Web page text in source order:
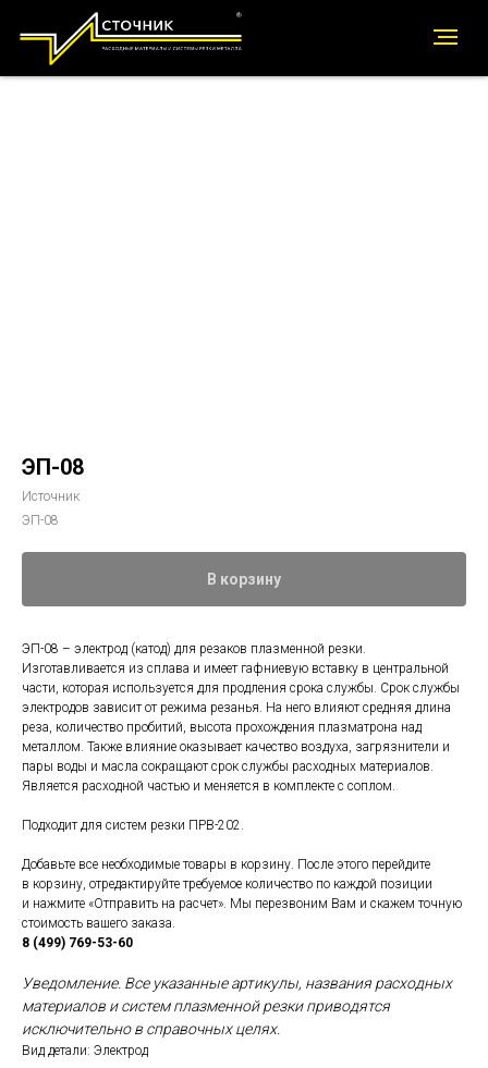
ЭП-08
Источник
ЭП-08
В корзину
ЭП-08 – электрод (катод) для резаков плазменной резки.
Изготавливается из сплава и имеет гафниевую вставку в центральной
части, которая используется для продления срока службы. Срок службы
электродов зависит от режима резанья. На него влияют средняя длина
реза, количество пробитий, высота прохождения плазматрона над
металлом. Также влияние оказывает качество воздуха, загрязнители и
пары воды и масла сокращают срок службы расходных материалов.
Является расходной частью и меняется в комплекте с соплом.
Подходит для систем резки ПРВ-202.
Добавьте все необходимые товары в корзину. После этого перейдите
в корзину, отредактируйте требуемое количество по каждой позиции
и нажмите «Отправить на расчет». Мы перезвоним Вам и скажем точную
стоимость вашего заказа.
8 (499) 769-53-60
Уведомление. Все указанные артикулы, названия расходных
материалов и систем плазменной резки приводятся
исключительно в справочных целях.
Вид детали: Электрод